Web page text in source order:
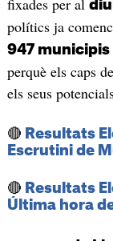
fixades per al
polítics ja
947
perquè els caps
els seus
🔴 Resultats
Escrutini de
🔴 Resultats
Última hora